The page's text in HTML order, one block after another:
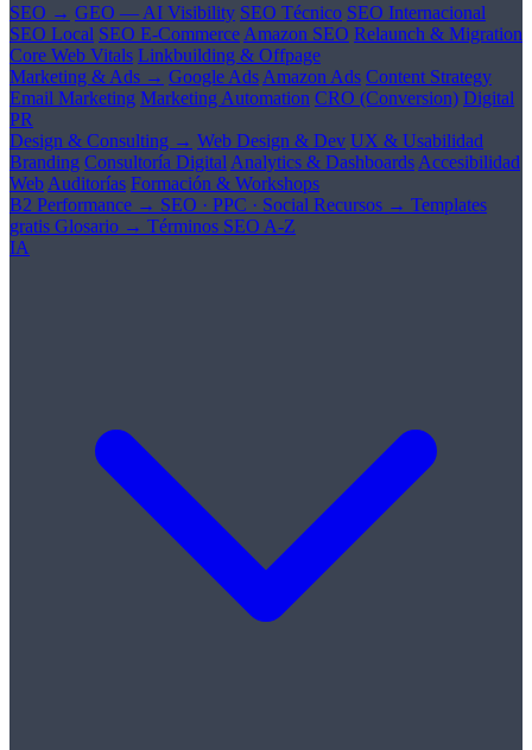
SEO → GEO — AI Visibility SEO Técnico SEO Internacional
SEO Local SEO E-Commerce Amazon SEO Relaunch & Migration
Core Web Vitals Linkbuilding & Offpage
Marketing & Ads → Google Ads Amazon Ads Content Strategy
Email Marketing Marketing Automation CRO (Conversion) Digital
PR
Design & Consulting → Web Design & Dev UX & Usabilidad
Branding Consultoría Digital Analytics & Dashboards Accesibilidad
Web Auditorías Formación & Workshops
B2 Performance → SEO · PPC · Social Recursos → Templates
gratis Glosario → Términos SEO A-Z
IA